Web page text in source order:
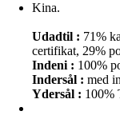
Kina.
Udadtil : 71%
certifikat, 29%
Indeni : 100%
Indersål : med
Ydersål : 100%